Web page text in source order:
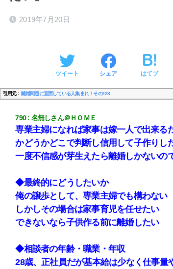
2019年7月20日
ツイート シェア はてブ
引用元： 離婚問題に直面している人集まれ！その123
790 名無しさん＠ＨＯＭＥ
専業主婦になれば家事は嫁一人で出来る
かどうかどこで判断し信用して子作りし
一度不信感が芽生えたら離婚しかないの
◆最終的にどうしたいか
俺の譲歩として、専業主婦でも構わない
しかしその場合は家事育児を任せたい
できないなら子供作る前に離婚したい
◆相談者の年齢・職業・年収
28歳、正社員だが基本給は少なく仕事量